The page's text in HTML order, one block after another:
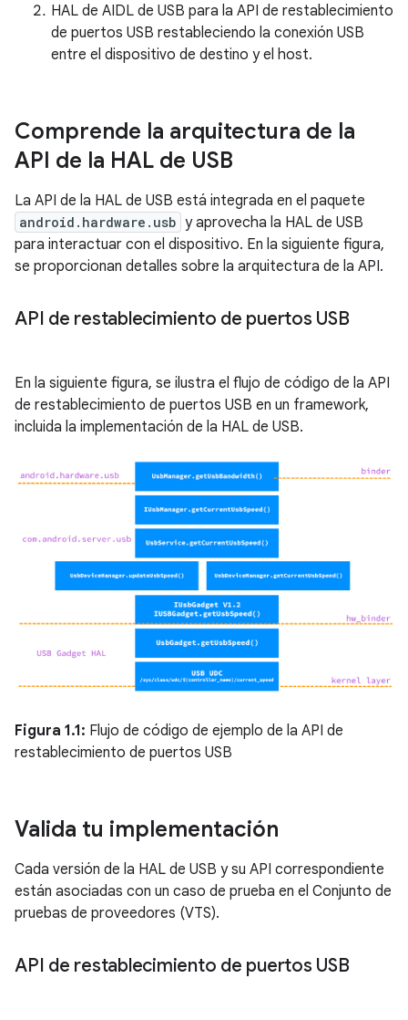
HAL de AIDL de USB para la API de restablecimiento
de puertos USB restableciendo la conexión USB
entre el dispositivo de destino y el host.
Comprende la arquitectura de la
API de la HAL de USB
La API de la HAL de USB está integrada en el paquete
android.hardware.usb y aprovecha la HAL de USB
para interactuar con el dispositivo. En la siguiente figura,
se proporcionan detalles sobre la arquitectura de la API.
API de restablecimiento de puertos USB
En la siguiente figura, se ilustra el flujo de código de la API
de restablecimiento de puertos USB en un framework,
incluida la implementación de la HAL de USB.
Figura 1.1: Flujo de código de ejemplo de la API de
restablecimiento de puertos USB
Valida tu implementación
Cada versión de la HAL de USB y su API correspondiente
están asociadas con un caso de prueba en el Conjunto de
pruebas de proveedores (VTS).
API de restablecimiento de puertos USB